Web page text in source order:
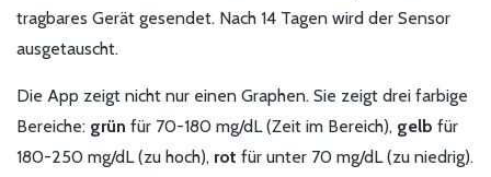
tragbares Gerät gesendet. Nach 14 Tagen wird der Sensor
ausgetauscht.
Die App zeigt nicht nur einen Graphen. Sie zeigt drei farbige
Bereiche: grün für 70-180 mg/dL (Zeit im Bereich), gelb für
180-250 mg/dL (zu hoch), rot für unter 70 mg/dL (zu niedrig).